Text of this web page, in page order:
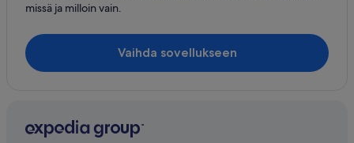
missä ja milloin vain.
Vaihda sovellukseen